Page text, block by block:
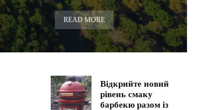
READ MORE
Відкрийте новий
рівень смаку
барбекю разом із